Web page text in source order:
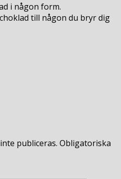
i någon form.
till någon du bryr dig
publiceras. Obligatoriska